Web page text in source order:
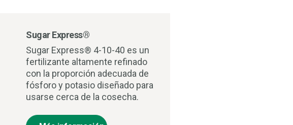
Sugar Express®
Sugar Express® 4-10-40 es un
fertilizante altamente refinado
con la proporción adecuada de
fósforo y potasio diseñado para
usarse cerca de la cosecha.